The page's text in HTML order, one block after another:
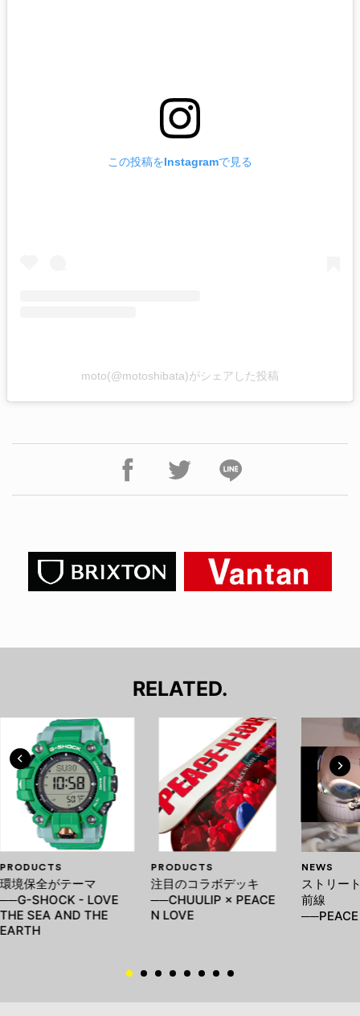
この投稿をInstagramで見る
moto(@motoshibata)がシェアした投稿
RELATED.
PRODUCTS
環境保全がテーマ
──G-SHOCK - LOVE
THE SEA AND THE
EARTH
PRODUCTS
注目のコラボデッキ
──CHUULIP × PEACE
N LOVE
NEWS
ストリー
前線